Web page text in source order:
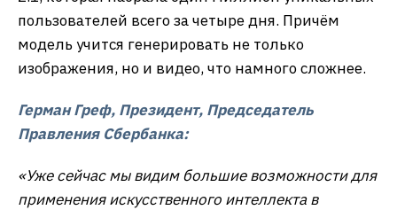
пользователей всего за четыре дня. Причём
модель учится генерировать не только
изображения, но и видео, что намного сложнее.
Герман Греф, Президент, Председатель
Правления Сбербанка:
«Уже сейчас мы видим большие возможности для
применения искусственного интеллекта в